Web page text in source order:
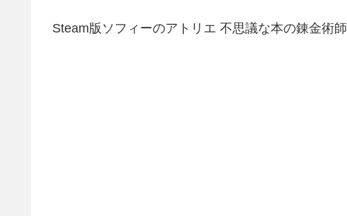
Steam版ソフィーのアトリエ 不思議な本の錬金術師